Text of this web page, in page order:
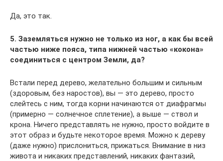
Да, это так.
5. Заземляться нужно не только из ног, а как бы всей
частью ниже пояса, типа нижней частью «кокона»
соединиться с центром Земли, да?
Встали перед дерево, желательно большим и сильным
(здоровым, без наростов), вы — это дерево, просто
слейтесь с ним, тогда корни начинаются от диафрагмы
(примерно — солнечное сплетение), а выше — ствол и
крона. Ничего представлять не нужно, просто войдите в
этот образ и будьте некоторое время. Можно к дереву
(даже нужно) прислониться, прижаться. Внимание в низ
живота и никаких представлений, никаких фантазий,